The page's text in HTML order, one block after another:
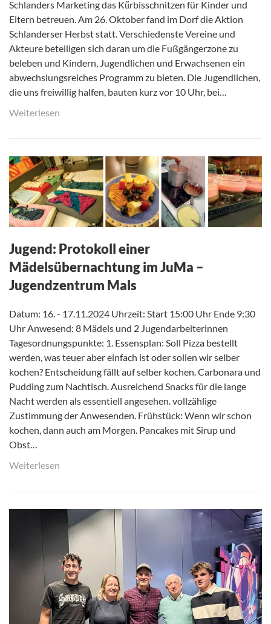
Schlanders Marketing das Kűrbisschnitzen für Kinder und
Eltern betreuen. Am 26. Oktober fand im Dorf die Aktion
Schlanderser Herbst statt. Verschiedenste Vereine und
Akteure beteiligen sich daran um die Fußgängerzone zu
beleben und Kindern, Jugendlichen und Erwachsenen ein
abwechslungsreiches Programm zu bieten. Die Jugendlichen,
die uns freiwillig halfen, bauten kurz vor 10 Uhr, bei…
Weiterlesen
Jugend: Protokoll einer
Mädelsübernachtung im JuMa –
Jugendzentrum Mals
Datum: 16. - 17.11.2024 Uhrzeit: Start 15:00 Uhr Ende 9:30
Uhr Anwesend: 8 Mädels und 2 Jugendarbeiterinnen
Tagesordnungspunkte: 1. Essensplan: Soll Pizza bestellt
werden, was teuer aber einfach ist oder sollen wir selber
kochen? Entscheidung fällt auf selber kochen. Carbonara und
Pudding zum Nachtisch. Ausreichend Snacks für die lange
Nacht werden als essentiell angesehen. vollzählige
Zustimmung der Anwesenden. Frühstück: Wenn wir schon
kochen, dann auch am Morgen. Pancakes mit Sirup und
Obst…
Weiterlesen